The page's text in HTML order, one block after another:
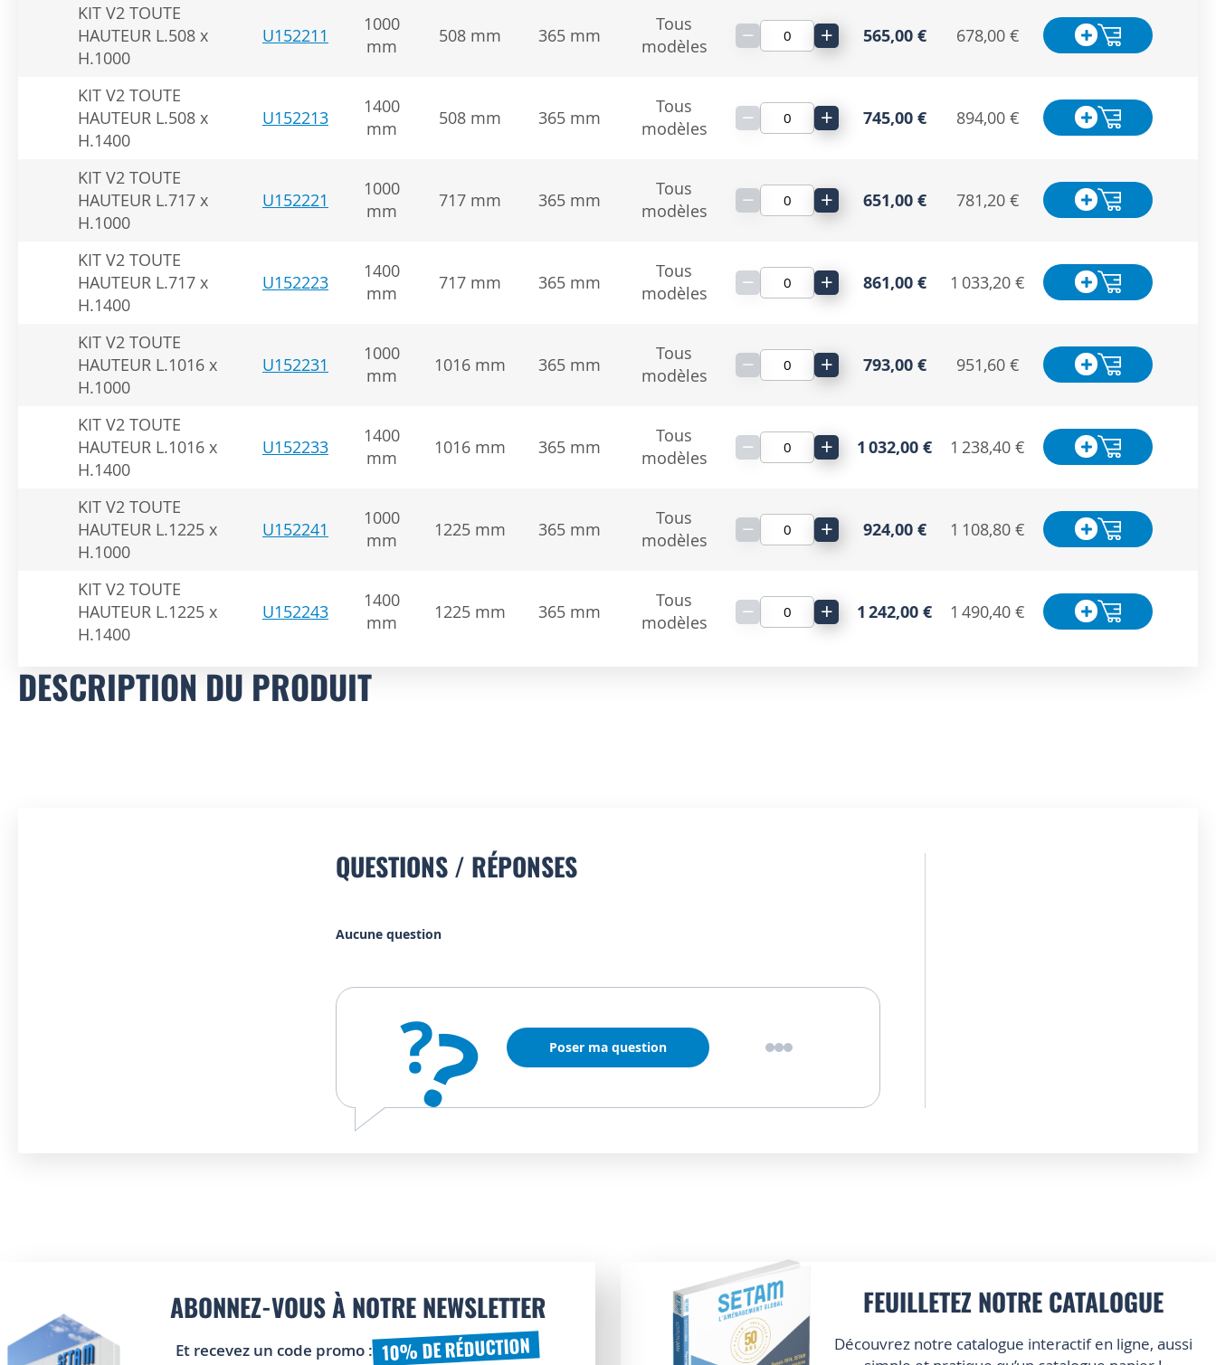
KIT V2 TOUTE
HAUTEUR L.508 x
H.1000
U152211
1000
mm
508 mm 365 mm
Tous
modèles
− + 565,00 € 678,00 €
KIT V2 TOUTE
HAUTEUR L.508 x
H.1400
U152213
1400
mm
508 mm 365 mm
Tous
modèles
− + 745,00 € 894,00 €
KIT V2 TOUTE
HAUTEUR L.717 x
H.1000
U152221
1000
mm
717 mm 365 mm
Tous
modèles
− + 651,00 € 781,20 €
KIT V2 TOUTE
HAUTEUR L.717 x
H.1400
U152223
1400
mm
717 mm 365 mm
Tous
modèles
− + 861,00 € 1 033,20 €
KIT V2 TOUTE
HAUTEUR L.1016 x
H.1000
U152231
1000
mm
1016 mm 365 mm
Tous
modèles
− + 793,00 € 951,60 €
KIT V2 TOUTE
HAUTEUR L.1016 x
H.1400
U152233
1400
mm
1016 mm 365 mm
Tous
modèles
− + 1 032,00 € 1 238,40 €
KIT V2 TOUTE
HAUTEUR L.1225 x
H.1000
U152241
1000
mm
1225 mm 365 mm
Tous
modèles
− + 924,00 € 1 108,80 €
KIT V2 TOUTE
HAUTEUR L.1225 x
H.1400
U152243
1400
mm
1225 mm 365 mm
Tous
modèles
− + 1 242,00 € 1 490,40 €
DESCRIPTION DU PRODUIT
QUESTIONS / RÉPONSES
Aucune question
?
? Poser ma question
ABONNEZ-VOUS À NOTRE NEWSLETTER
Et recevez un code promo : 10% DE RÉDUCTION
FEUILLETEZ NOTRE CATALOGUE
Découvrez notre catalogue interactif en ligne, aussi